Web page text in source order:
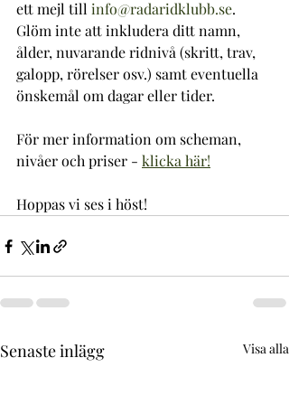
ett mejl till info@radaridklubb.se.
Glöm inte att inkludera ditt namn,
ålder, nuvarande ridnivå (skritt, trav,
galopp, rörelser osv.) samt eventuella
önskemål om dagar eller tider.
För mer information om scheman,
nivåer och priser - klicka här!
Hoppas vi ses i höst!
Senaste inlägg Visa alla